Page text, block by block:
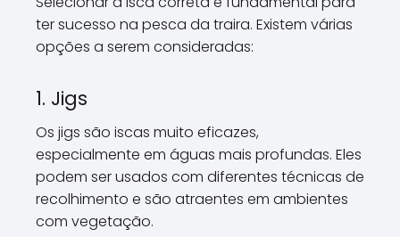
ter sucesso na pesca da traira. Existem várias
opções a serem consideradas:
1. Jigs
Os jigs são iscas muito eficazes,
especialmente em águas mais profundas. Eles
podem ser usados com diferentes técnicas de
recolhimento e são atraentes em ambientes
com vegetação.